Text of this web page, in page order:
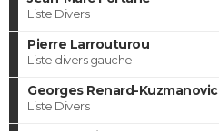
Liste Divers
Pierre Larrouturou
Liste divers gauche
Georges Renard-Kuzmanovic
Liste Divers